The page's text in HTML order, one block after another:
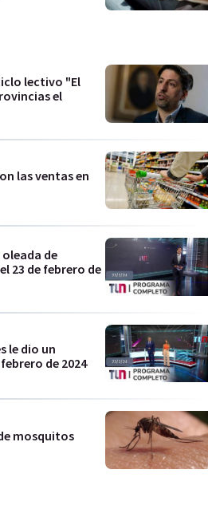
lectivo "El
el
las ventas en
oleada de
23 de febrero de
le dio un
de 2024
mosquitos